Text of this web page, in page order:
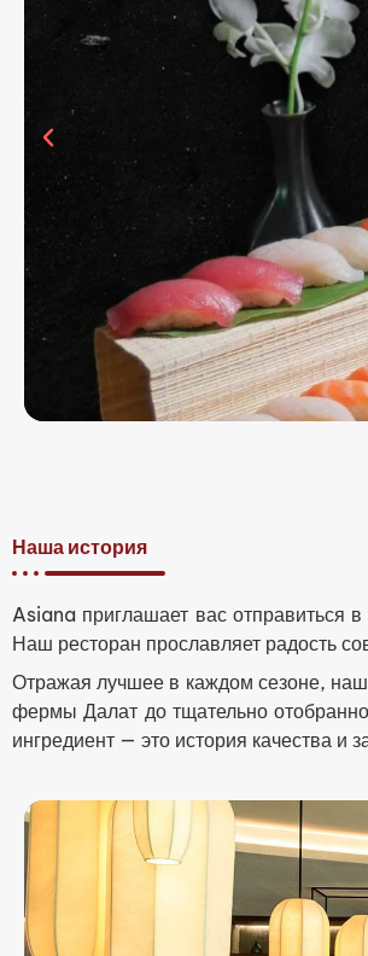
Наша история
Asiana приглашает вас отправиться
Наш ресторан прославляет радость
Отражая лучшее в каждом сезоне,
фермы Далат до тщательно
ингредиент — это история качества и